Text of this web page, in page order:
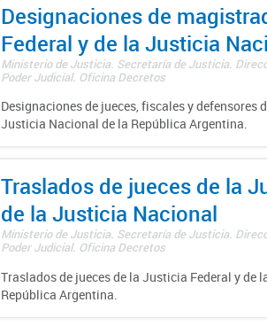
Designaciones de
Federal y de la Justicia
Ministerio de Justicia. Secretaría de Justicia.
Poder Judicial. Oficina Decretos
Designaciones de jueces, fiscales y defensores
Justicia Nacional de la República Argentina.
Traslados de jueces de la
de la Justicia Nacional
Ministerio de Justicia. Secretaría de Justicia.
Poder Judicial. Oficina Decretos
Traslados de jueces de la Justicia Federal y de
República Argentina.